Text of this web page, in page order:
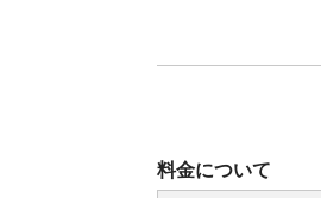
料金について